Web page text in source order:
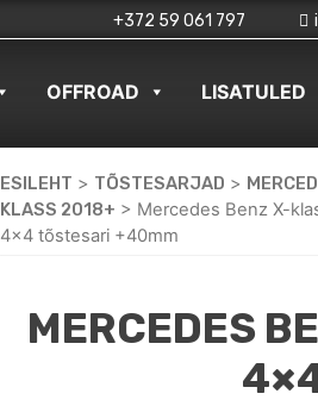
+372 59 061 797
OFFROAD LISATULED
ESILEHT > TÕSTESARJAD >
KLASS 2018+ > Mercedes Benz X-
4×4 tõstesari +40mm
MERCEDES